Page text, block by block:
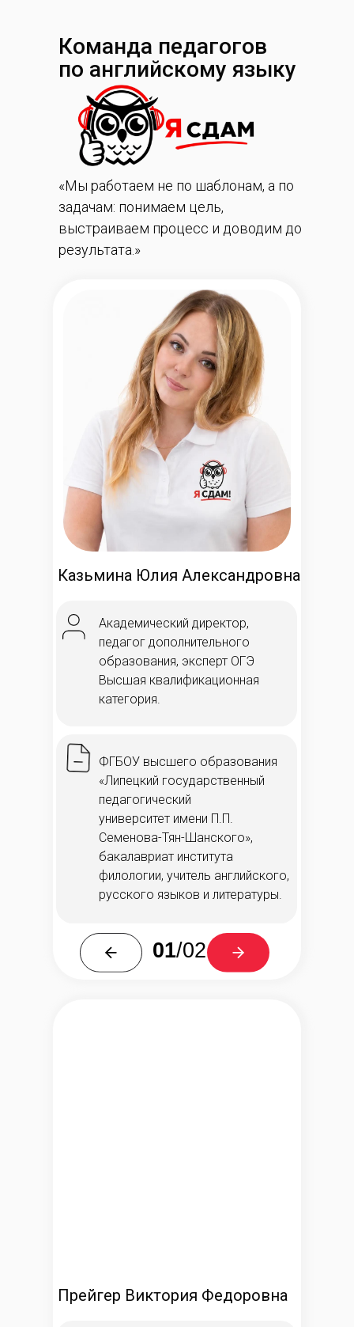
«Мы работаем не по шаблонам, а по
задачам: понимаем цель,
выстраиваем процесс и доводим до
результата.»
Команда педагогов
по английскому языку
Казьмина Юлия Александровна
ФГБОУ высшего образования
«Липецкий государственный
педагогический
университет имени П.П.
Семенова-Тян-Шанского»,
бакалавриат института
филологии, учитель английского,
русского языков и литературы.
Академический директор,
педагог дополнительного
образования, эксперт ОГЭ
Высшая квалификационная
категория.
01/02
Прейгер Виктория Федоровна